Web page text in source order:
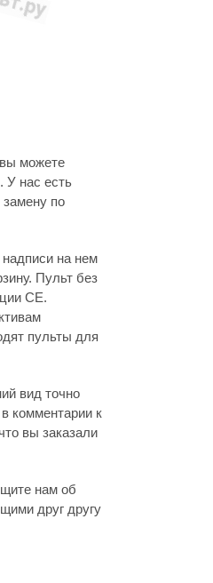
можете
У нас есть
по
на нем
Пульт без
CE.
пульты для
вид точно
комментарии к
вы заказали
нам об
друг другу